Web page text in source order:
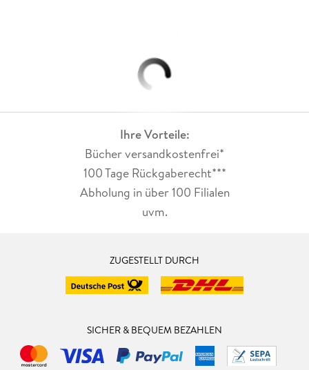
Ihre Vorteile:
Bücher versandkostenfrei*
100 Tage Rückgaberecht***
Abholung in über 100 Filialen
uvm.
ZUGESTELLT DURCH
SICHER & BEQUEM BEZAHLEN